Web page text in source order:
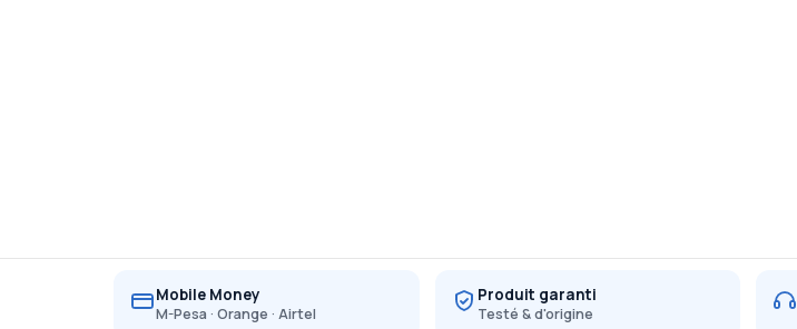
Mobile Money
M-Pesa · Orange · Airtel
Produit garanti
Testé & d'origine